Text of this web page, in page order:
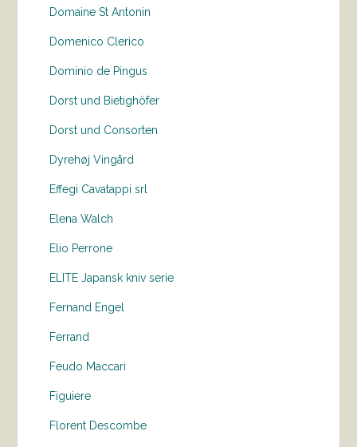
Domaine St Antonin
Domenico Clerico
Dominio de Pingus
Dorst und Bietighöfer
Dorst und Consorten
Dyrehøj Vingård
Effegi Cavatappi srl
Elena Walch
Elio Perrone
ELITE Japansk kniv serie
Fernand Engel
Ferrand
Feudo Maccari
Figuiere
Florent Descombe